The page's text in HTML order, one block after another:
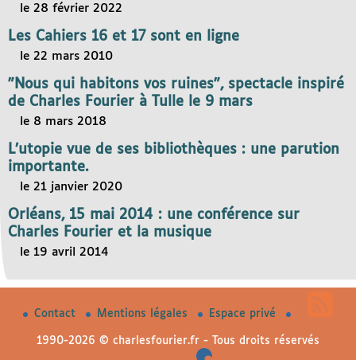
le 28 février 2022
Les Cahiers 16 et 17 sont en ligne
le 22 mars 2010
"Nous qui habitons vos ruines", spectacle inspiré
de Charles Fourier à Tulle le 9 mars
le 8 mars 2018
L’utopie vue de ses bibliothèques : une parution
importante.
le 21 janvier 2020
Orléans, 15 mai 2014 : une conférence sur
Charles Fourier et la musique
le 19 avril 2014
Contact Mentions légales Espace privé
1990-2026 © charlesfourier.fr - Tous droits réservés